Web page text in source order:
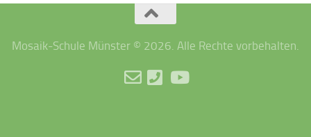
Mosaik-Schule Münster © 2026. Alle Rechte vorbehalten.